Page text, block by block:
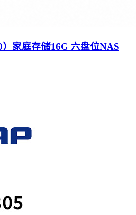
家庭存储16G 六盘位NAS